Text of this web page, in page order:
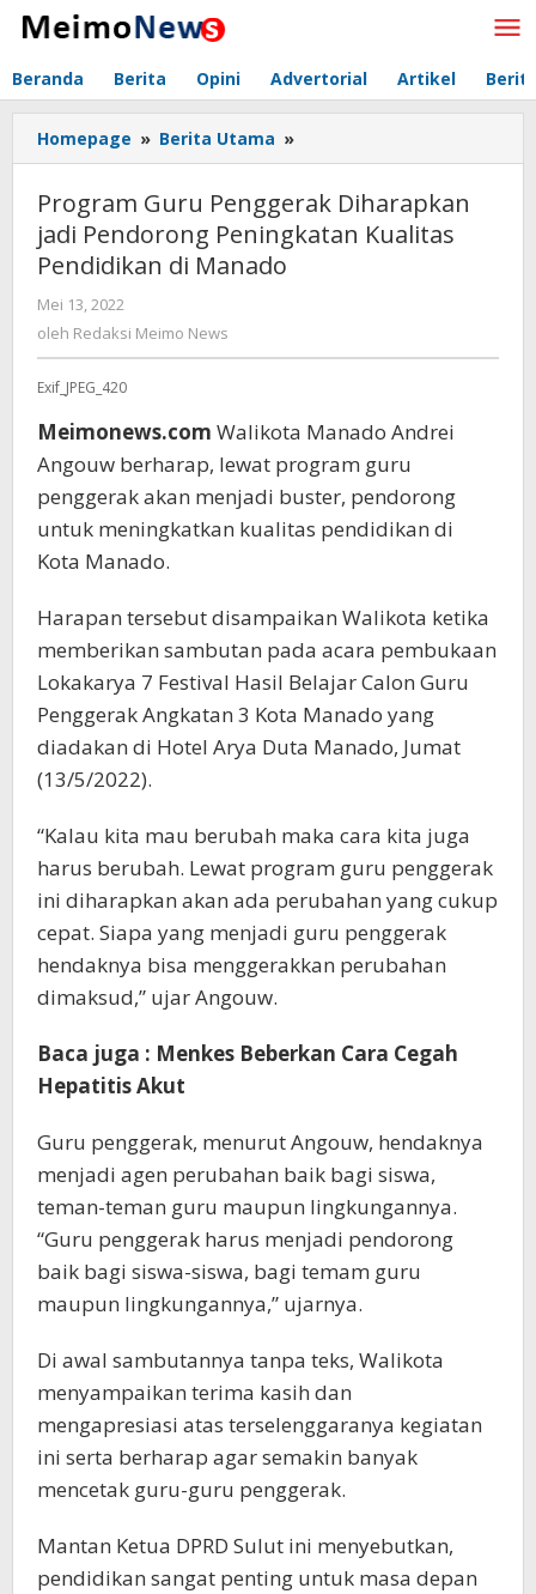
Lewati
Beranda Berita Opini Advertorial Artikel
Homepage » Berita Utama »
Guru
Penggerak
Diharapkan
jadi
di
Program Guru Penggerak Diharapkan
jadi Pendorong Peningkatan Kualitas
Pendidikan di Manado
Mei 13, 2022
Redaksi
oleh Redaksi Meimo News
Exif_JPEG_420
Meimonews.com Walikota Manado Andrei
Angouw berharap, lewat program guru
penggerak akan menjadi buster, pendorong
untuk meningkatkan kualitas pendidikan di
Kota Manado.
Harapan tersebut disampaikan Walikota ketika
memberikan sambutan pada acara pembukaan
Lokakarya 7 Festival Hasil Belajar Calon Guru
Penggerak Angkatan 3 Kota Manado yang
diadakan di Hotel Arya Duta Manado, Jumat
(13/5/2022).
“Kalau kita mau berubah maka cara kita juga
harus berubah. Lewat program guru penggerak
ini diharapkan akan ada perubahan yang cukup
cepat. Siapa yang menjadi guru penggerak
hendaknya bisa menggerakkan perubahan
dimaksud,” ujar Angouw.
Baca juga : Menkes Beberkan Cara Cegah
Hepatitis Akut
Guru penggerak, menurut Angouw, hendaknya
menjadi agen perubahan baik bagi siswa,
teman-teman guru maupun lingkungannya.
“Guru penggerak harus menjadi pendorong
baik bagi siswa-siswa, bagi temam guru
maupun lingkungannya,” ujarnya.
Di awal sambutannya tanpa teks, Walikota
menyampaikan terima kasih dan
mengapresiasi atas terselenggaranya kegiatan
ini serta berharap agar semakin banyak
mencetak guru-guru penggerak.
Mantan Ketua DPRD Sulut ini menyebutkan,
pendidikan sangat penting untuk masa depan